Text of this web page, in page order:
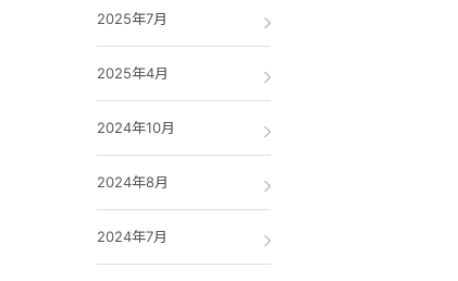
2025年7月
2025年4月
2024年10月
2024年8月
2024年7月